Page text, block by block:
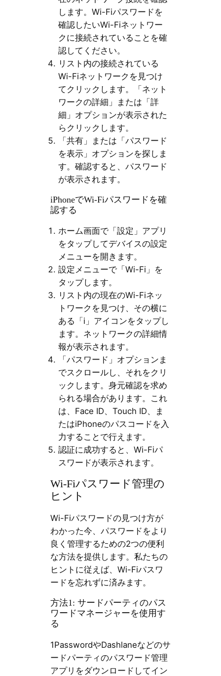
します。Wi-Fiパスワードを
確認したいWi-Fiネットワー
クに接続されていることを確
認してください。
リスト内の接続されている
Wi-Fiネットワークを見つけ
てクリックします。「ネット
ワークの詳細」または「詳
細」オプションが表示された
らクリックします。
「共有」または「パスワード
を表示」オプションを探しま
す。確認すると、パスワード
が表示されます。
iPhoneでWi-Fiパスワードを確
認する
ホーム画面で「設定」アプリ
をタップしてデバイスの設定
メニューを開きます。
設定メニューで「Wi-Fi」を
タップします。
リスト内の現在のWi-Fiネッ
トワークを見つけ、その横に
ある「i」アイコンをタップし
ます。ネットワークの詳細情
報が表示されます。
「パスワード」オプションま
でスクロールし、それをクリ
ックします。身元確認を求め
られる場合があります。これ
は、Face ID、Touch ID、ま
たはiPhoneのパスコードを入
力することで行えます。
認証に成功すると、Wi-Fiパ
スワードが表示されます。
Wi-Fiパスワード管理の
ヒント
Wi-Fiパスワードの見つけ方が
わかった今、パスワードをより
良く管理するための2つの便利
な方法を提供します。私たちの
ヒントに従えば、Wi-Fiパスワ
ードを忘れずに済みます。
方法1: サードパーティのパス
ワードマネージャーを使用す
る
1PasswordやDashlaneなどのサ
ードパーティのパスワード管理
アプリをダウンロードしてイン